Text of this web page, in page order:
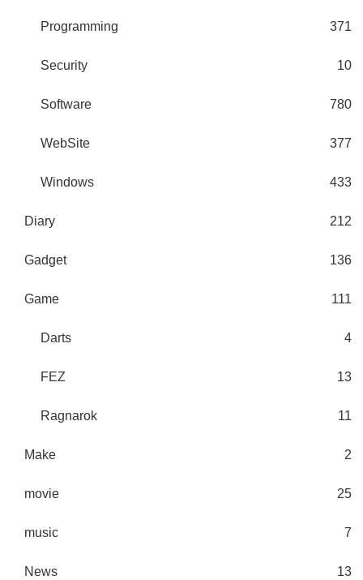
Programming 371
Security 10
Software 780
WebSite 377
Windows 433
Diary 212
Gadget 136
Game 111
Darts 4
FEZ 13
Ragnarok 11
Make 2
movie 25
music 7
News 13